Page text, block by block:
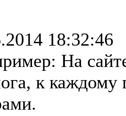
18:32:46
На
к